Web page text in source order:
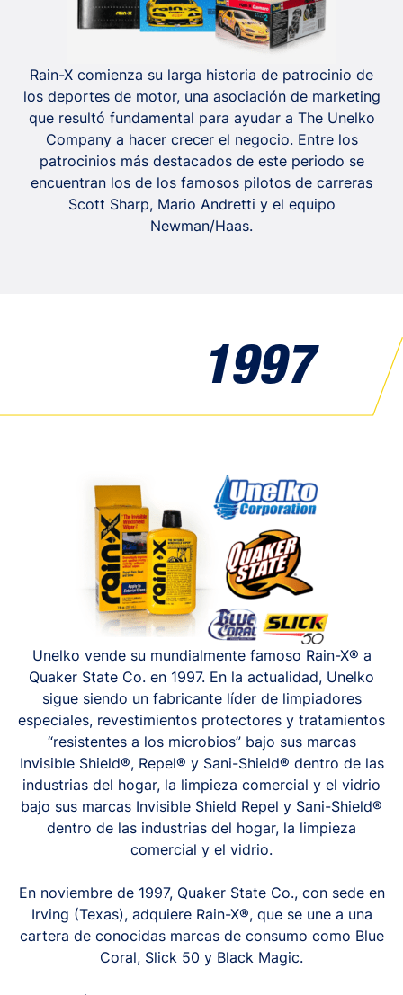
Rain-X comienza su larga historia de patrocinio de
los deportes de motor, una asociación de marketing
que resultó fundamental para ayudar a The Unelko
Company a hacer crecer el negocio. Entre los
patrocinios más destacados de este periodo se
encuentran los de los famosos pilotos de carreras
Scott Sharp, Mario Andretti y el equipo
Newman/Haas.
1997
Unelko vende su mundialmente famoso Rain-X® a
Quaker State Co. en 1997. En la actualidad, Unelko
sigue siendo un fabricante líder de limpiadores
especiales, revestimientos protectores y tratamientos
“resistentes a los microbios” bajo sus marcas
Invisible Shield®, Repel® y Sani-Shield® dentro de las
industrias del hogar, la limpieza comercial y el vidrio
bajo sus marcas Invisible Shield Repel y Sani-Shield®
dentro de las industrias del hogar, la limpieza
comercial y el vidrio.
En noviembre de 1997, Quaker State Co., con sede en
Irving (Texas), adquiere Rain-X®, que se une a una
cartera de conocidas marcas de consumo como Blue
Coral, Slick 50 y Black Magic.